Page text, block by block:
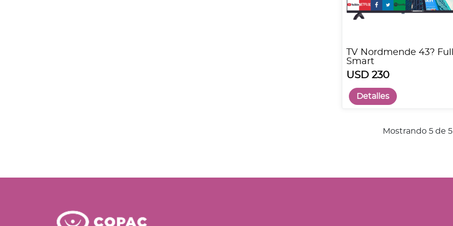
TV Nordmende 43?
Smart
USD 230
Detalles
Mostrando 5 de 5